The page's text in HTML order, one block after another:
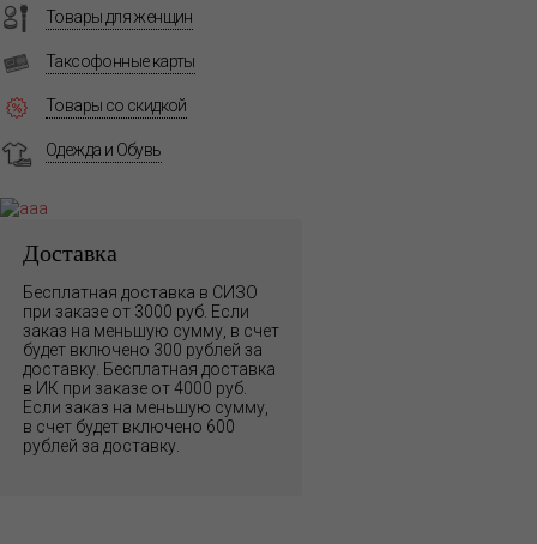
Товары для женщин
Таксофонные карты
Товары со скидкой
Одежда и Обувь
Доставка
Бесплатная доставка в СИЗО
при заказе от 3000 руб. Если
заказ на меньшую сумму, в счет
будет включено 300 рублей за
доставку. Бесплатная доставка
в ИК при заказе от 4000 руб.
Если заказ на меньшую сумму,
в счет будет включено 600
рублей за доставку.